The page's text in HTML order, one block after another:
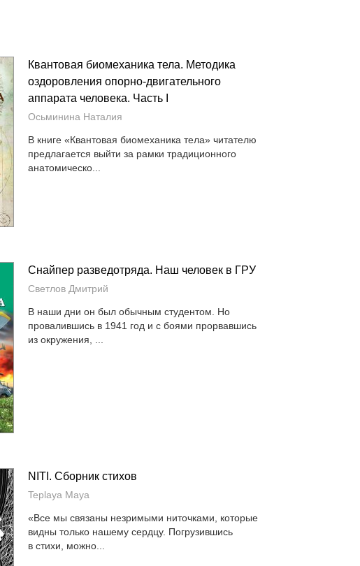
Квантовая биомеханика тела. Методика
оздоровления опорно-двигательного
аппарата человека. Часть I
Осьминина Наталия
В книге «Квантовая биомеханика тела» читателю
предлагается выйти за рамки традиционного
анатомическо...
Снайпер разведотряда. Наш человек в ГРУ
Светлов Дмитрий
В наши дни он был обычным студентом. Но
провалившись в 1941 год и с боями прорвавшись
из окружения, ...
NITI. Сборник стихов
Teplaya Maya
«Все мы связаны незримыми ниточками, которые
видны только нашему сердцу. Погрузившись
в стихи, можно...